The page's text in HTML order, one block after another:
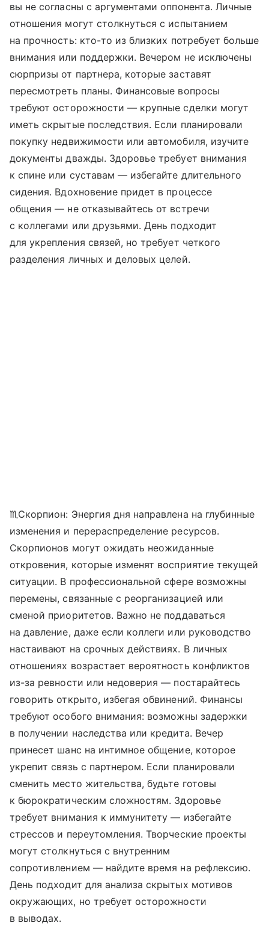
вы не согласны с аргументами оппонента. Личные
отношения могут столкнуться с испытанием
на прочность: кто-то из близких потребует больше
внимания или поддержки. Вечером не исключены
сюрпризы от партнера, которые заставят
пересмотреть планы. Финансовые вопросы
требуют осторожности — крупные сделки могут
иметь скрытые последствия. Если планировали
покупку недвижимости или автомобиля, изучите
документы дважды. Здоровье требует внимания
к спине или суставам — избегайте длительного
сидения. Вдохновение придет в процессе
общения — не отказывайтесь от встречи
с коллегами или друзьями. День подходит
для укрепления связей, но требует четкого
разделения личных и деловых целей.
♏Скорпион: Энергия дня направлена на глубинные
изменения и перераспределение ресурсов.
Скорпионов могут ожидать неожиданные
откровения, которые изменят восприятие текущей
ситуации. В профессиональной сфере возможны
перемены, связанные с реорганизацией или
сменой приоритетов. Важно не поддаваться
на давление, даже если коллеги или руководство
настаивают на срочных действиях. В личных
отношениях возрастает вероятность конфликтов
из-за ревности или недоверия — постарайтесь
говорить открыто, избегая обвинений. Финансы
требуют особого внимания: возможны задержки
в получении наследства или кредита. Вечер
принесет шанс на интимное общение, которое
укрепит связь с партнером. Если планировали
сменить место жительства, будьте готовы
к бюрократическим сложностям. Здоровье
требует внимания к иммунитету — избегайте
стрессов и переутомления. Творческие проекты
могут столкнуться с внутренним
сопротивлением — найдите время на рефлексию.
День подходит для анализа скрытых мотивов
окружающих, но требует осторожности
в выводах.